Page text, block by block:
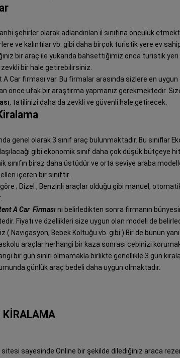
şehirler olarak adlandırılan il sınıfına öncülük
ve kalıntılar vb. gibi daha birçok turistik yere ev
bir araç ile yukarıda bahsettiğimiz onca turistik
bir hale getirebilirsiniz.
A Car firması var. Bu firmalar arasında sizlere en
önce ufak bir araştırma yapmanız gerekmektedir.
, tatilinizi daha da zevkli ve güvenli hale getirecek.
genel olarak 3 sınıf araç bulunmaktadır. Bu sınıflar
gibi ekonomik sınıf daha çok düşük bütçeye
sınıfın biraz daha üstüdür ve orta seviye araba
içeren bir sınıftır.
; Dizel , Benzinli araçlar olduğu gibi manuel,
A Car Firmasını belirledikten sonra firmanın
Fiyatı ve özellikleri size uygun olan modeli de
Navigasyon, Bebek Koltuğu vb. gibi ) Bir de bunun
araçlar herhangi bir kaza sonrası cebinizi
bir gün sınırı olmamakla birlikte genellikle 3 gün
günlük araç bedeli daha uygun olmaktadır.
KİRALAMA
sayesinde Online bir şekilde dilediğiniz araca